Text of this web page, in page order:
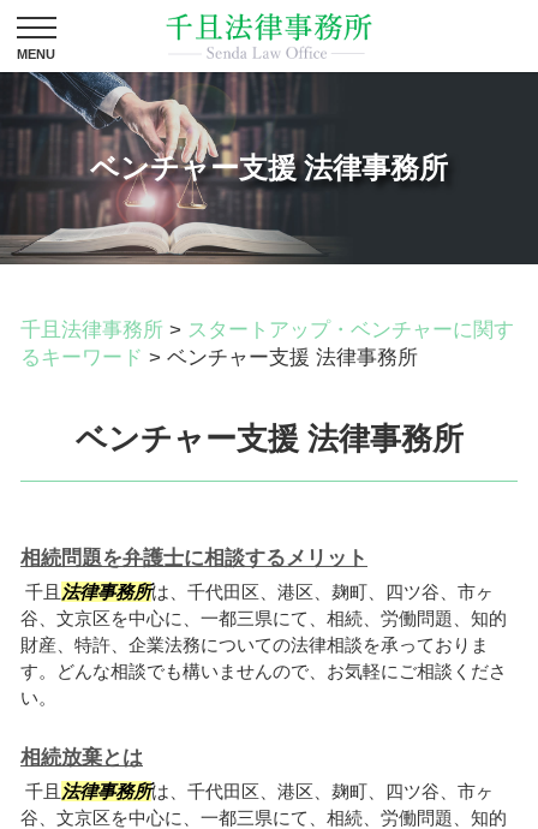
ベンチャー支援 法律事務所
千且法律事務所 > スタートアップ・ベンチャーに関す
るキーワード > ベンチャー支援 法律事務所
ベンチャー支援 法律事務所
相続問題を弁護士に相談するメリット
千且 法律事務所は、千代田区、港区、麹町、四ツ谷、市ヶ
谷、文京区を中心に、一都三県にて、相続、労働問題、知的
財産、特許、企業法務についての法律相談を承っておりま
す。どんな相談でも構いませんので、お気軽にご相談くださ
い。
相続放棄とは
千且 法律事務所は、千代田区、港区、麹町、四ツ谷、市ヶ
谷、文京区を中心に、一都三県にて、相続、労働問題、知的